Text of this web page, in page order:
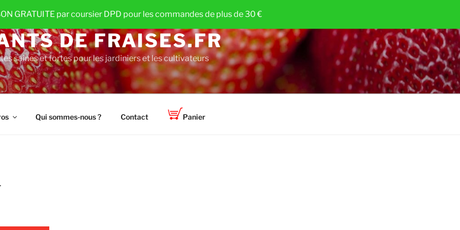
GRATUITE par coursier DPD pour les commandes de plus de 30 €
DE FRAISES.FR
saines et fortes pour les jardiniers et les cultivateurs
Qui sommes-nous ? Contact Panier